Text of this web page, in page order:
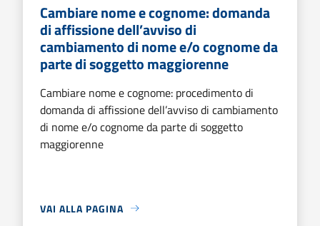
Cambiare nome e cognome: domanda
di affissione dell’avviso di
cambiamento di nome e/o cognome da
parte di soggetto maggiorenne
Cambiare nome e cognome: procedimento di
domanda di affissione dell’avviso di cambiamento
di nome e/o cognome da parte di soggetto
maggiorenne
VAI ALLA PAGINA